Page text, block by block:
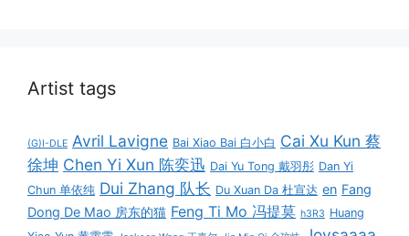
Artist tags
(G)I-DLE Avril Lavigne Bai Xiao Bai 白小白 Cai Xu Kun 蔡
徐坤 Chen Yi Xun 陈奕迅 Dai Yu Tong 戴羽彤 Dan Yi
Chun 单依纯 Dui Zhang 队长 Du Xuan Da 杜宣达 en Fang
Dong De Mao 房东的猫 Feng Ti Mo 冯提莫 h3R3 Huang